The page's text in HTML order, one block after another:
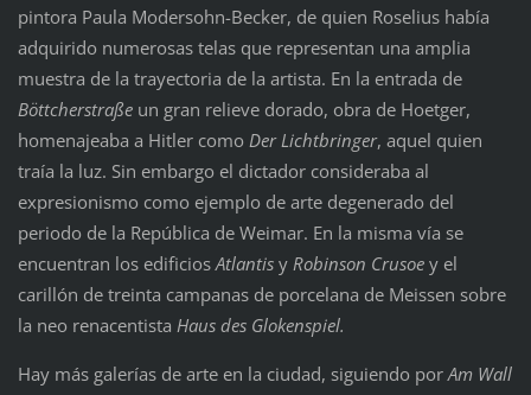
pintora Paula Modersohn-Becker, de quien Roselius había
adquirido numerosas telas que representan una amplia
muestra de la trayectoria de la artista. En la entrada de
Böttcherstraßeun gran relieve dorado, obra de Hoetger,
homenajeaba a Hitler como Der Lichtbringer, aquel quien
traía la luz. Sin embargo el dictador consideraba al
expresionismo como ejemplo de arte degenerado del
periodo de la República de Weimar. En la misma vía se
encuentran los edificiosAtlantisy Robinson Crusoey el
carillón de treinta campanas de porcelana de Meissen sobre
la neo renacentista Haus des Glokenspiel.
Hay más galerías de arte en la ciudad, siguiendo porAm Wall